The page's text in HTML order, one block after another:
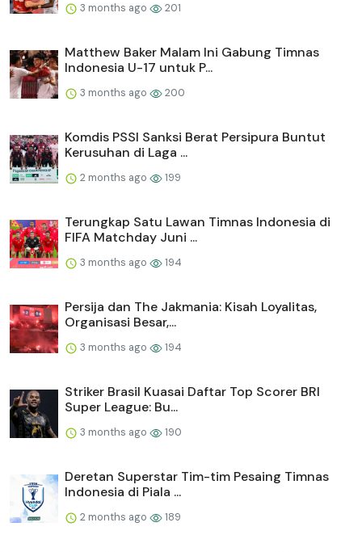
3 months ago 201
Matthew Baker Malam Ini Gabung Timnas
Indonesia U-17 untuk P...
3 months ago 200
Komdis PSSI Sanksi Berat Persipura Buntut
Kerusuhan di Laga ...
2 months ago 199
Terungkap Satu Lawan Timnas Indonesia di
FIFA Matchday Juni ...
3 months ago 194
Persija dan The Jakmania: Kisah Loyalitas,
Organisasi Besar,...
3 months ago 194
Striker Brasil Kuasai Daftar Top Scorer BRI
Super League: Bu...
3 months ago 190
Deretan Superstar Tim-tim Pesaing Timnas
Indonesia di Piala ...
2 months ago 189